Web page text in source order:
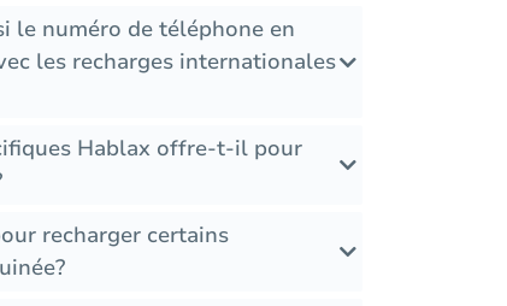
le numéro de téléphone en
les recharges internationales
Hablax offre-t-il pour
recharger certains